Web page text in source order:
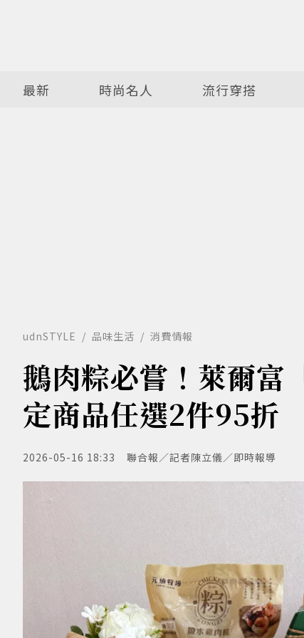
最新 時尚名人 流行穿搭
udnSTYLE 品味生活 消費情報
鵝肉粽必嘗！萊爾富
定商品任選2件95折
2026-05-16 18:33 聯合報／記者陳立儀／即時報導